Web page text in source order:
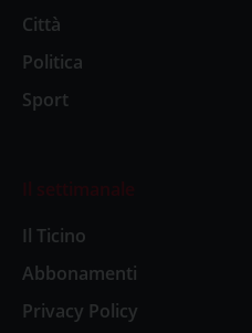
Città
Politica
Sport
Il settimanale
Il Ticino
Abbonamenti
Privacy Policy